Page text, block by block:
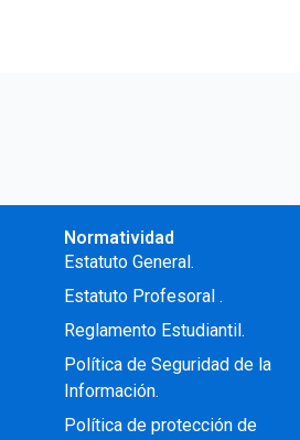
Normatividad
Estatuto General.
Estatuto Profesoral .
Reglamento Estudiantil.
Política de Seguridad de la
Información.
Política de protección de